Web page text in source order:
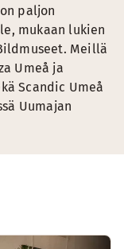
paljon
mukaan lukien
Meillä
Umeå ja
Scandic Umeå
Uumajan